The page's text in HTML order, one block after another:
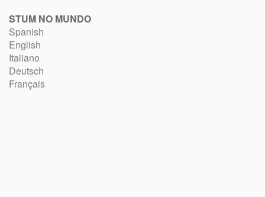
STUM NO MUNDO
Spanish
English
Italiano
Deutsch
Français